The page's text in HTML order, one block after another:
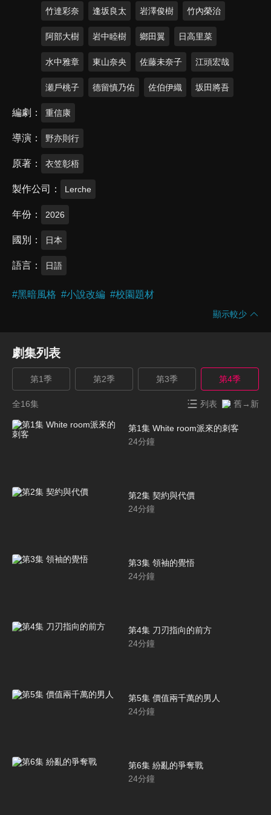
竹達彩奈 逢坂良太 岩澤俊樹 竹內榮治
阿部大樹 岩中睦樹 鄉田翼 日高里菜
水中雅章 東山奈央 佐藤未奈子 江頭宏哉
瀬戶桃子 德留慎乃佑 佐伯伊織 坂田將吾
編劇 重信康
導演 野亦則行
原著 衣笠彰梧
製作公司 Lerche
年份 2026
國別 日本
語言 日語
#黑暗風格 #小說改編 #校園題材
顯示較少
劇集列表
第1季 第2季 第3季 第4季
全16集 列表 舊→新
第1集 White room派來的刺客
24分鐘
第2集 契約與代價
24分鐘
第3集 領袖的覺悟
24分鐘
第4集 刀刃指向的前方
24分鐘
第5集 價值兩千萬的男人
24分鐘
第6集 紛亂的爭奪戰
24分鐘